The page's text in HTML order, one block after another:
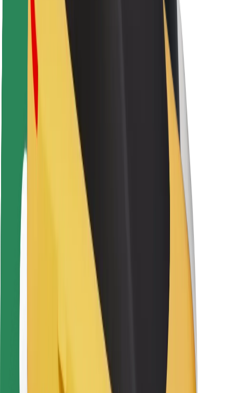
Sərnişin təhlükəsizliyi
Sürücü təhlükəsizliyi
Skuter təhlükəsizliyi
Təhlükəsizlik Laboratoriyası
Şəhərlər
Məkanlar
Şəhər mühiti üçün həllər
Hava limanları
Bolt enerji doldurma stansiyaları
Sərnişinlər üçün
Sürücülər üçün
Kuryerlər üçün
Avtopark sahibləri üçün
Restoranlar üçün
Biznes üçün Bolt
Təchizatçılar
Qaydalar və Şərtlər
Kukilər